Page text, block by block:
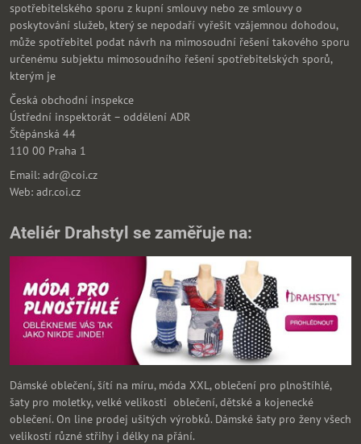
spotřebitelského sporu z kupní smlouvy nebo ze smlouvy o
poskytování služeb, který se nepodaří vyřešit vzájemnou dohodou,
může spotřebitel podat návrh na mimosoudní řešení takového sporu
určenému subjektu mimosoudního řešení spotřebitelských sporů,
kterým je
Česká obchodní inspekce
Ústřední inspektorát – oddělení ADR
Štěpánská 44
110 00 Praha 1
Email: adr@coi.cz
Web: adr.coi.cz
Ateliér Drahstyl se zaměřuje na:
Dámské oblečení, šítí na míru, móda XXL, oblečení pro plnoštíhlé,
šaty pro moletky, velké velikosti oblečení, dětské a kojenecké
oblečení. On line prodej ušitých výrobků. Dámské šaty pro ženy všech
velikostí různé střihy i délky na přání.